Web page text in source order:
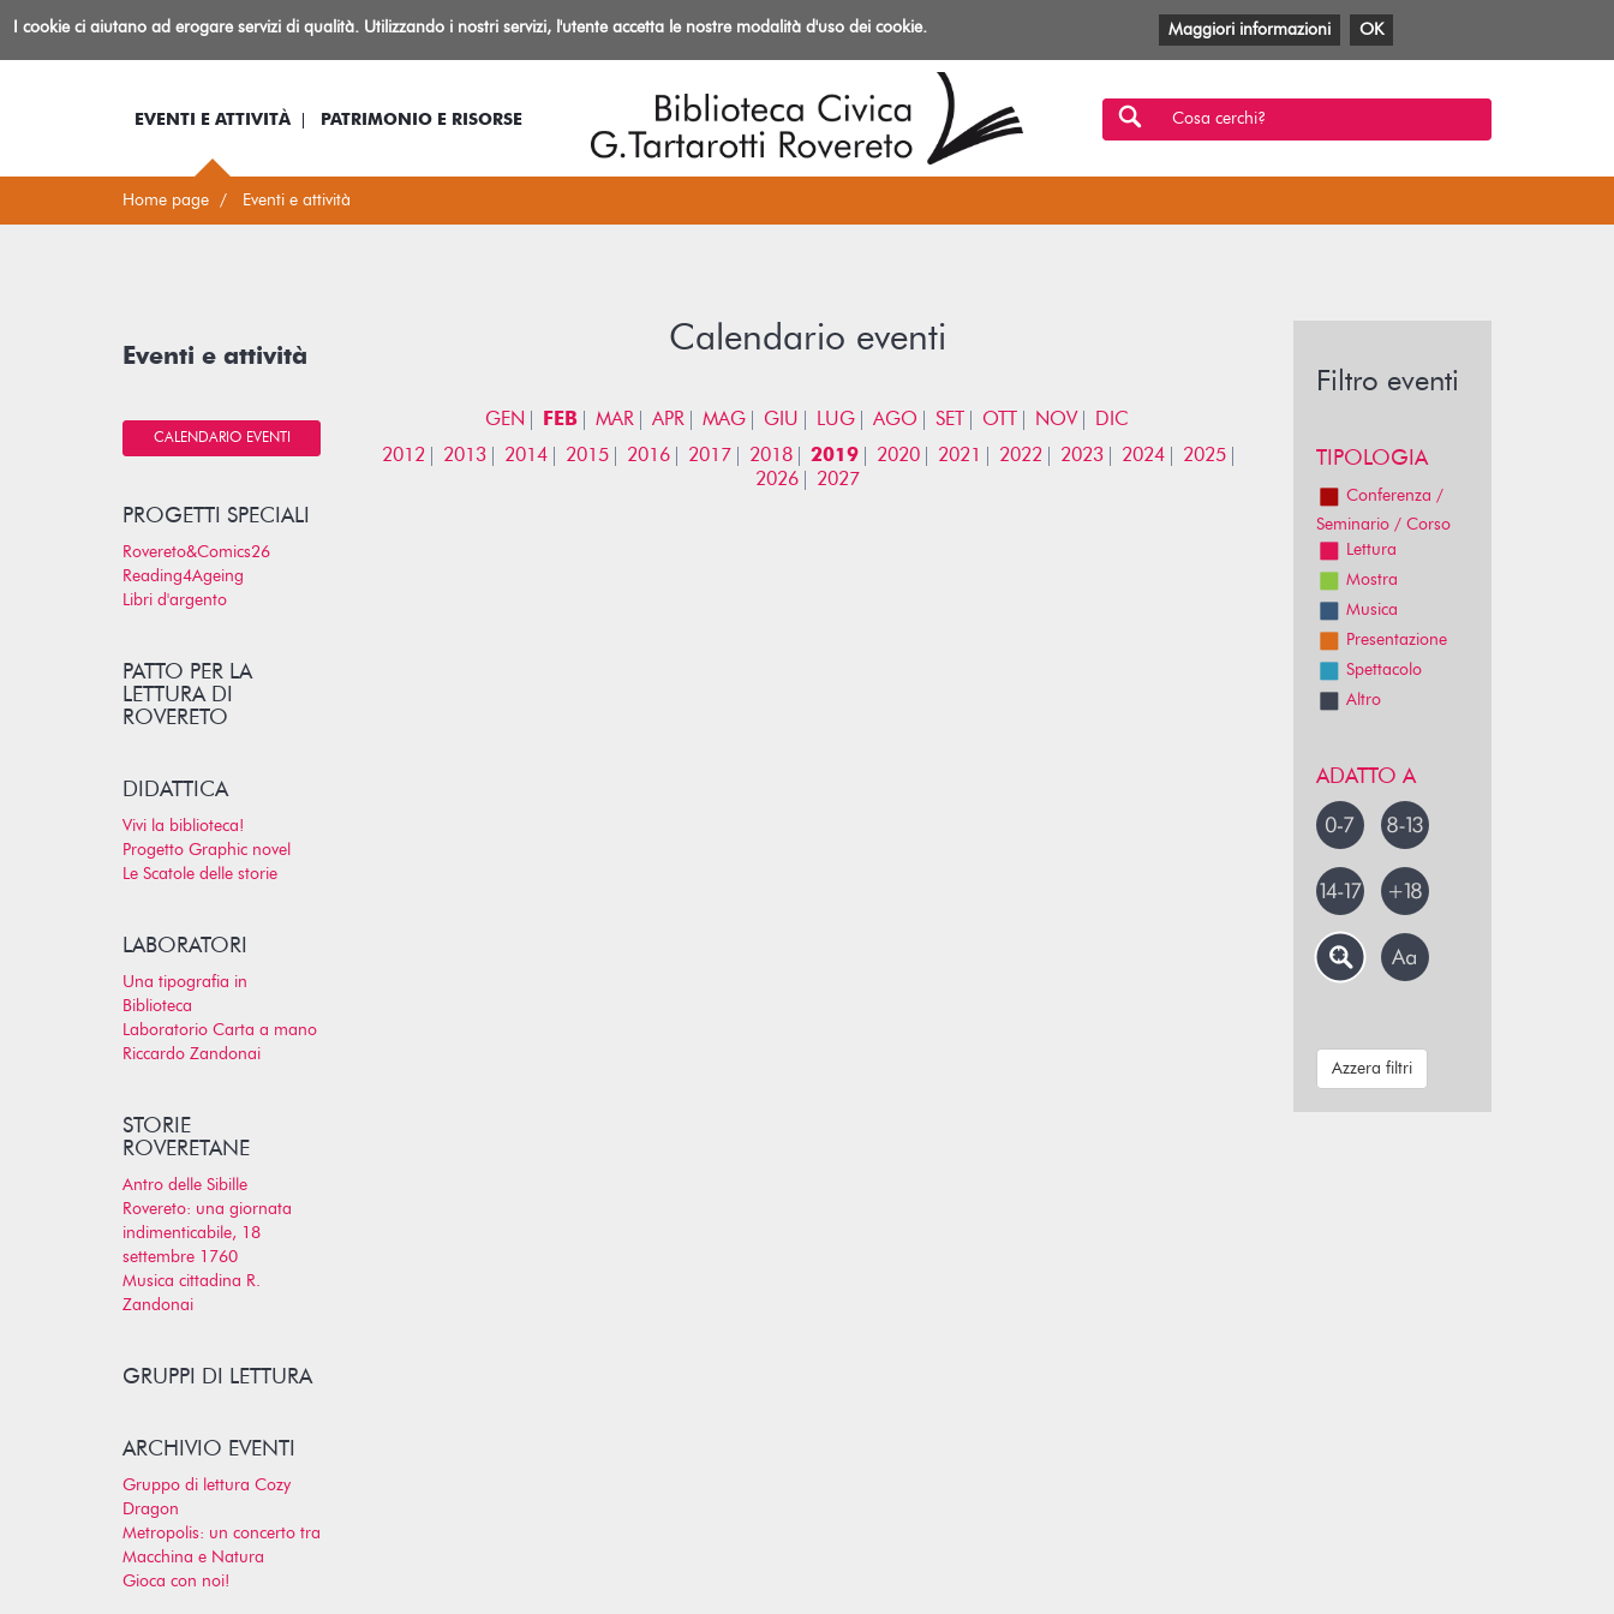
BibliotecaIo sono... Log-in Informazioni
Facebook
TwitterYouTube
Anobii
SBTMlol
EVENTI E ATTIVITÀ PATRIMONIO E RISORSE Cosa cerchi?
Home page Eventi e attività
Calendario eventi
GEN FEB MAR APR MAG GIU LUG AGO SET OTT NOV
DIC
2012
2013 2014 2015 2016 2017 2018 2019 2020 2021 2022 2023 2024
2025
2026
2027
Eventi e attività
CALENDARIO EVENTI
PROGETTI SPECIALI
Rovereto&Comics26
Reading4Ageing
Libri d'argento
PATTO PER LA
LETTURA DI
ROVERETO
DIDATTICA
Vivi la biblioteca!
Progetto Graphic novel
Le Scatole delle storie
LABORATORI
Una tipografia in
Biblioteca
Laboratorio Carta a mano
Riccardo Zandonai
STORIE
ROVERETANE
Antro delle Sibille
Rovereto: una giornata
indimenticabile, 18
settembre 1760
Musica cittadina R.
Zandonai
GRUPPI DI LETTURA
ARCHIVIO EVENTI
Gruppo di lettura Cozy
Dragon
Metropolis: un concerto tra
Macchina e Natura
Gioca con noi!
Filtro eventi
TIPOLOGIA
Conferenza /
Seminario / Corso
Lettura
Mostra
Musica
Presentazione
Spettacolo
Altro
ADATTO A
Azzera filtri
I cookie ci aiutano ad erogare servizi di qualità. Utilizzando i nostri servizi, l'utente accetta le nostre modalità d'uso dei cookie. Maggiori informazioni OK